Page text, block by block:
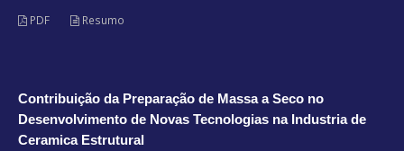
PDF Resumo
Contribuição da Preparação de Massa a Seco no
Desenvolvimento de Novas Tecnologias na Industria de
Ceramica Estrutural